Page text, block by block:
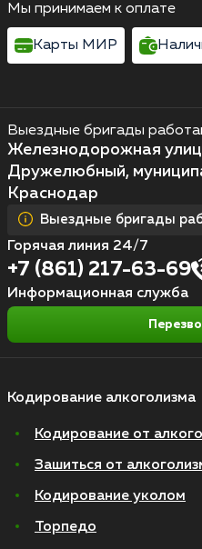
Кодирование алкоголизма
Кодирование от
Зашиться от
Кодирование уколом
Торпедо
Выездные бригады
Железнодорожная
Дружелюбный,
Краснодар
Выездные бригады
Горячая линия 24/7
+7 (861) 217-63-69
Информационная служба
Мы принимаем к оплате
Карты МИР